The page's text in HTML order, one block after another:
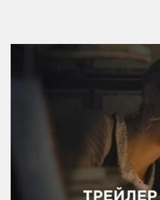
Часы